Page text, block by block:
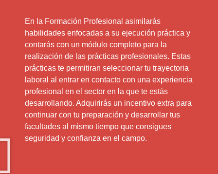
En la Formación Profesional asimilarás
habilidades enfocadas a su ejecución práctica y
contarás con un módulo completo para la
realización de las prácticas profesionales. Estas
prácticas te permitiran seleccionar tu trayectoria
laboral al entrar en contacto con una experiencia
profesional en el sector en la que te estás
desarrollando. Adquirirás un incentivo extra para
continuar con tu preparación y desarrollar tus
facultades al mismo tiempo que consigues
seguridad y confianza en el campo.